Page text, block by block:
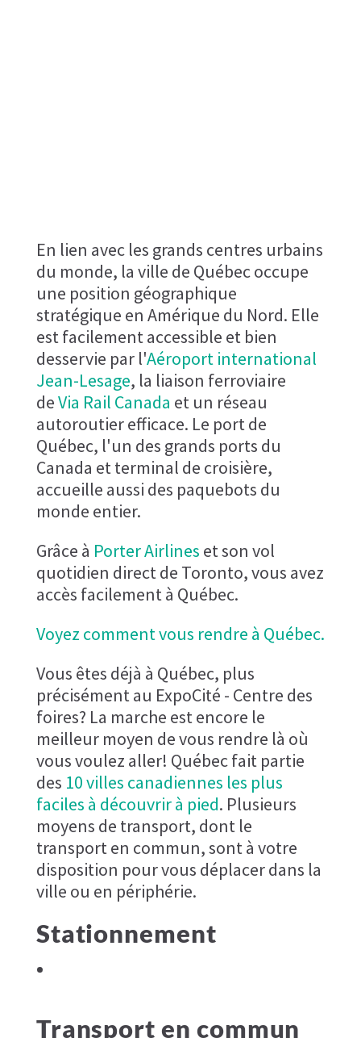
En lien avec les grands centres urbains
du monde, la ville de Québec occupe
une position géographique
stratégique en Amérique du Nord. Elle
est facilement accessible et bien
desservie par l'Aéroport international
Jean-Lesage, la liaison ferroviaire
deVia Rail Canada et un réseau
autoroutier efficace. Le port de
Québec, l'un des grands ports du
Canada et terminal de croisière,
accueille aussi des paquebots du
monde entier.
Grâce à Porter Airlines et son vol
quotidien direct de Toronto, vous avez
accès facilement à Québec.
Voyez comment vous rendre à Québec.
Vous êtes déjà à Québec, plus
précisément au ExpoCité - Centre des
foires? La marche est encore le
meilleur moyen de vous rendre là où
vous voulez aller! Québec fait partie
des 10 villes canadiennes les plus
faciles à découvrir à pied. Plusieurs
moyens de transport, dont le
transport en commun, sont à votre
disposition pour vous déplacer dans la
ville ou en périphérie.
Stationnement
Transport en commun